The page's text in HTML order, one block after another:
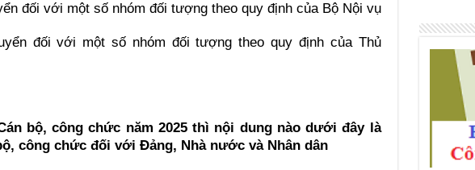
đối với một số nhóm đối tượng theo quy định của Bộ Nội vụ
đối với một số nhóm đối tượng theo quy định của Thủ
bộ, công chức năm 2025 thì nội dung nào dưới đây là
công chức đối với Đảng, Nhà nước và Nhân dân